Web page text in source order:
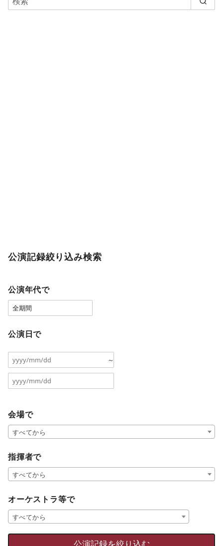
公演記録絞り込み検索
公演年代で
公演日で
～
会場で
すべてから
指揮者で
すべてから
オーケストラ等で
すべてから